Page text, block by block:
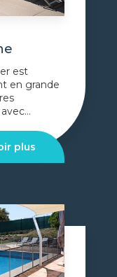
est
en grande
plus